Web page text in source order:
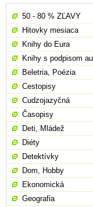
50 - 80 % ZĽAVY
Hitovky mesiaca
Knihy do Eura
Knihy s podpisom
Beletria, Poézia
Cestopisy
Cudzojazyčná
Časopisy
Deti, Mládež
Diéty
Detektívky
Dom, Hobby
Ekonomická
Geografia